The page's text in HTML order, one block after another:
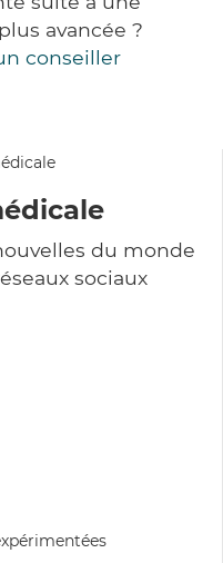
avancée ?
conseiller
du monde
sociaux